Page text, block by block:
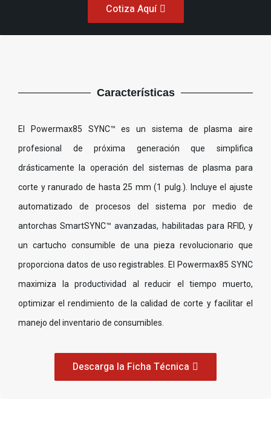
Cotiza Aquí
Características
El Powermax85 SYNC™ es un sistema de plasma aire
profesional de próxima generación que simplifica
drásticamente la operación del sistemas de plasma para
corte y ranurado de hasta 25 mm (1 pulg.). Incluye el ajuste
automatizado de procesos del sistema por medio de
antorchas SmartSYNC™ avanzadas, habilitadas para RFID, y
un cartucho consumible de una pieza revolucionario que
proporciona datos de uso registrables. El Powermax85 SYNC
maximiza la productividad al reducir el tiempo muerto,
optimizar el rendimiento de la calidad de corte y facilitar el
manejo del inventario de consumibles.
Descarga la Ficha Técnica